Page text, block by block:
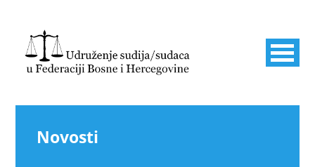
Novosti